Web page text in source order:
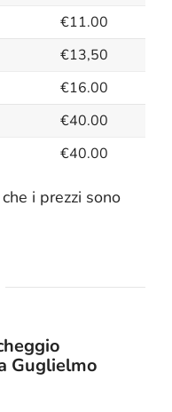
€11.00
€13,50
€16.00
€40.00
€40.00
i prezzi sono
Guglielmo